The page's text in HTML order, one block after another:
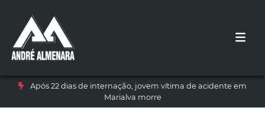
Após 22 dias de internação, jovem vítima de acidente em
Marialva morre